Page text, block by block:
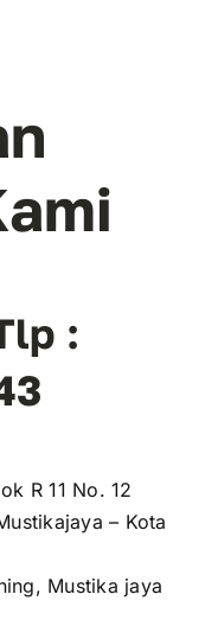
:
R 11 No. 12
– Kota
Mustika jaya